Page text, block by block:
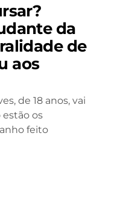
da
de
aos
de 18 anos, vai
os
feito